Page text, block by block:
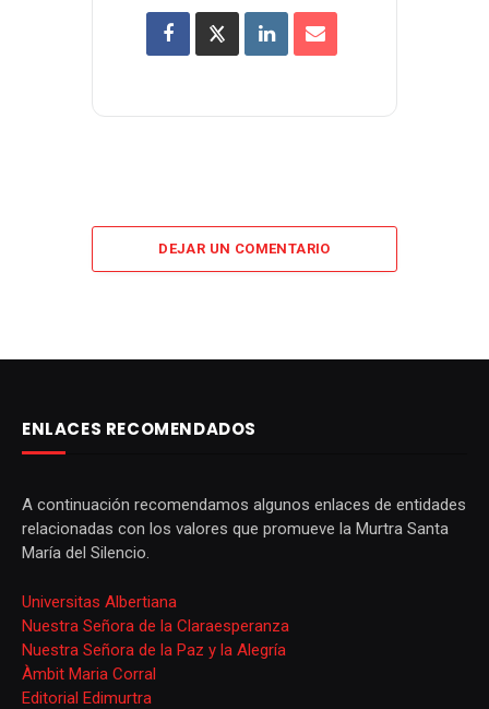
DEJAR UN COMENTARIO
ENLACES RECOMENDADOS
A continuación recomendamos algunos enlaces de entidades
relacionadas con los valores que promueve la Murtra Santa
María del Silencio.
Universitas Albertiana
Nuestra Señora de la Claraesperanza
Nuestra Señora de la Paz y la Alegría
Àmbit Maria Corral
Editorial Edimurtra